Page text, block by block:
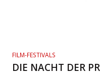
FILM-FESTIVALS
DIE NACHT DER